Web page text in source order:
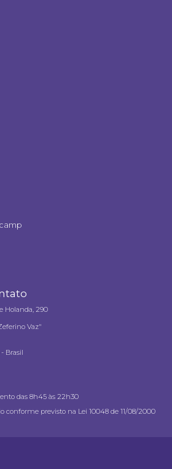
Holanda, 290
Vaz"
Brasil
das 8h45 às 22h30
conforme previsto na Lei 10048 de 11/08/2000